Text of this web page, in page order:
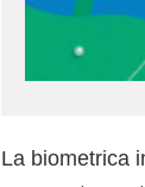
La biometrica